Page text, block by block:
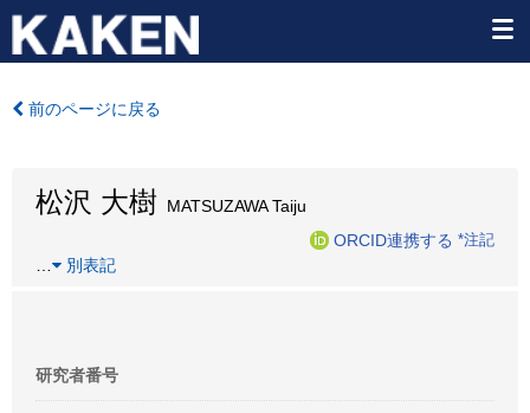
前のページに戻る
松沢 大樹 MATSUZAWA Taiju
ORCID連携する *注記
別表記
研究者番号